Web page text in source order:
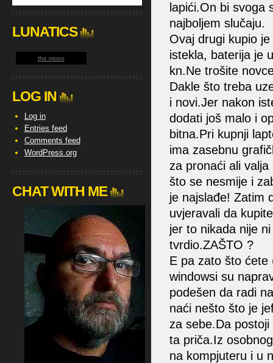
lapići.On bi svoga
najboljem slučaju.
Ovaj drugi kupio
istekla, baterija je
kn.Ne trošite
Dakle što treba
i novi.Jer nakon
dodati još malo i
bitna.Pri kupnji
ima zasebnu
za pronaći ali
što se nesmije i
je najslađe! Zatim
uvjeravali da
jer to nikada nije
tvrdio.ZAŠTO ?
E pa zato što ćete
windowsi su
podešen da radi
naći nešto što je
za sebe.Da
ta priča.Iz
na kompjuteru i u
LUNATICS
the moon
LOG IN
Log in
Entries feed
Comments feed
WordPress.org
CHAT WITH ME